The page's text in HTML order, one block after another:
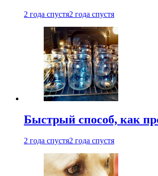
2 года спустя2 года спустя
Быстрый способ, как
2 года спустя2 года спустя